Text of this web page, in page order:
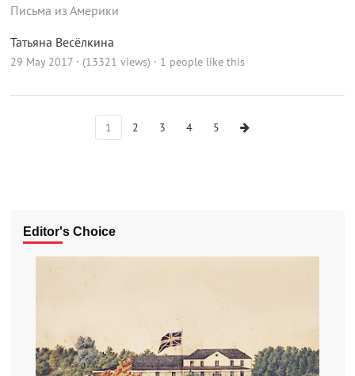
Письма из Америки
Татьяна Весёлкина
29 May 2017 · (13321 views) · 1 people like this
1 2 3 4 5
Editor's Choice